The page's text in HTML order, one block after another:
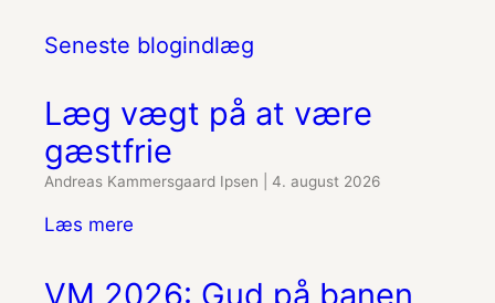
Seneste blogindlæg
Læg vægt på at være
gæstfrie
Andreas Kammersgaard Ipsen 4. august 2026
Læs mere
VM 2026: Gud på banen